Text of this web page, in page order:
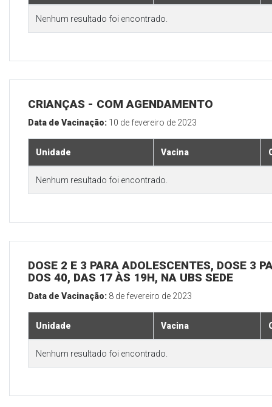
Nenhum resultado foi encontrado.
CRIANÇAS - COM AGENDAMENTO
Data de Vacinação: 10 de fevereiro de 2023
Unidade Vacina
Nenhum resultado foi encontrado.
DOSE 2 E 3 PARA ADOLESCENTES, DOSE 3
DOS 40, DAS 17 ÀS 19H, NA UBS SEDE
Data de Vacinação: 8 de fevereiro de 2023
Unidade Vacina
Nenhum resultado foi encontrado.